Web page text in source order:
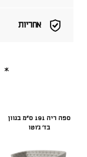
אחריות
ספה ריה 191 ס"מ בגוון
בז' ג'וטו